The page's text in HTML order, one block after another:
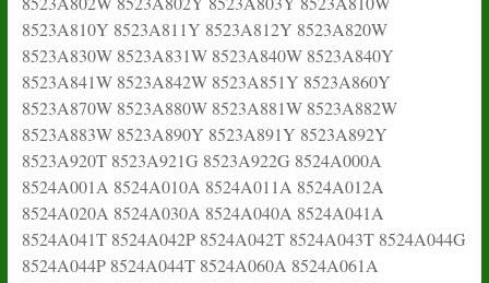
8523A810Y 8523A811Y 8523A812Y 8523A820W
8523A830W 8523A831W 8523A840W 8523A840Y
8523A841W 8523A842W 8523A851Y 8523A860Y
8523A870W 8523A880W 8523A881W 8523A882W
8523A883W 8523A890Y 8523A891Y 8523A892Y
8523A920T 8523A921G 8523A922G 8524A000A
8524A001A 8524A010A 8524A011A 8524A012A
8524A020A 8524A030A 8524A040A 8524A041A
8524A041T 8524A042P 8524A042T 8524A043T 8524A044G
8524A044P 8524A044T 8524A060A 8524A061A